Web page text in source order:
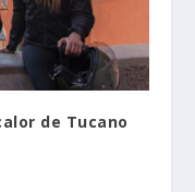
de Tucano